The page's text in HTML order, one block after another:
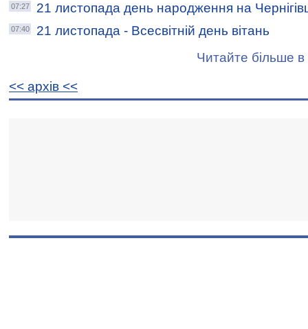
07:27 21 листопада день народження на
07:40
21 листопада - Всесвітній день вітань
Читайте більше в
<< архiв <<